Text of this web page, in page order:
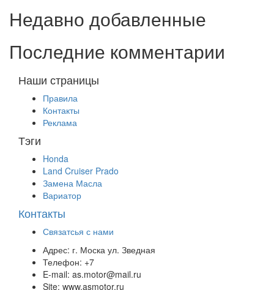
Недавно добавленные
Последние комментарии
Наши страницы
Правила
Контакты
Реклама
Тэги
Honda
Land Cruiser Prado
Замена Масла
Вариатор
Контакты
Связатсья с нами
Адрес: г. Моска ул. Зведная
Телефон: +7
E-mail: as.motor@mail.ru
Site: www.asmotor.ru